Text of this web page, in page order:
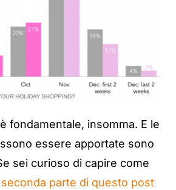
fondamentale, insomma. E le
essere apportate sono
sei curioso di capire come
parte di questo post